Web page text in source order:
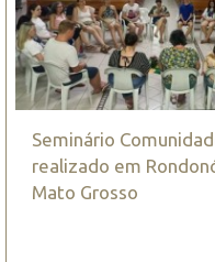
Seminário
realizado em
Mato Grosso